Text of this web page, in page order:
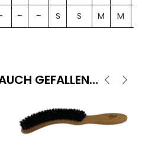
– – S S M M
GEFALLEN…